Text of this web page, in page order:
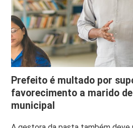
Prefeito é multado por
favorecimento a marido
municipal